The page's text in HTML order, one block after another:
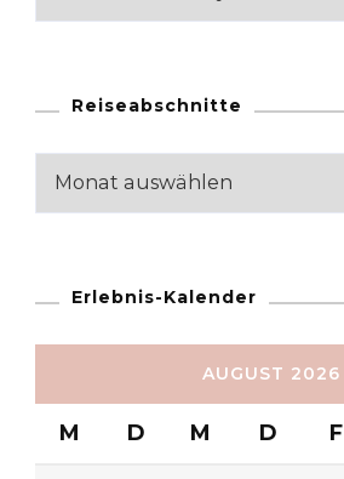
Reiseabschnitte
Reiseabschnitte
Erlebnis-Kalender
AUGUST 2026
M D M D F